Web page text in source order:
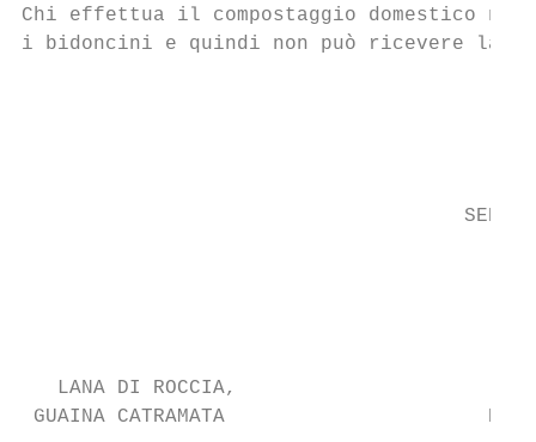
Chi effettua il compostaggio domestico
i bidoncini e quindi non può
   LANA DI ROCCIA,
GUAINA CATRAMATA